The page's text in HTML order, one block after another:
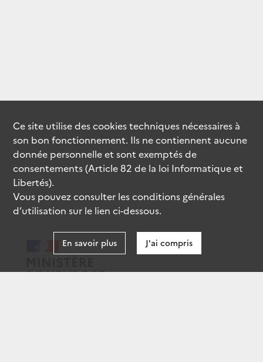
Ce site utilise descookiestechniques nécessaires à
son bon fonctionnement. Ils ne contiennent aucune
donnée personnelle et sont exemptés de
consentements (Article 82 de la loi Informatique et
Libertés).
Vous pouvez consulter les conditions générales
d’utilisation sur le lien ci-dessous.
En savoir plus J'ai compris